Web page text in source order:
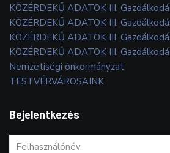
KÖZÉRDEKŰ ADATOK III.
KÖZÉRDEKŰ ADATOK III.
KÖZÉRDEKŰ ADATOK III.
KÖZÉRDEKŰ ADATOK III.
Nemzetiségi önkormányzat
TESTVÉRVÁROSAINK
Bejelentkezés